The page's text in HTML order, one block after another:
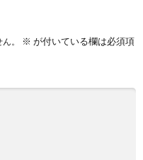
。 ※ が付いている欄は必須項